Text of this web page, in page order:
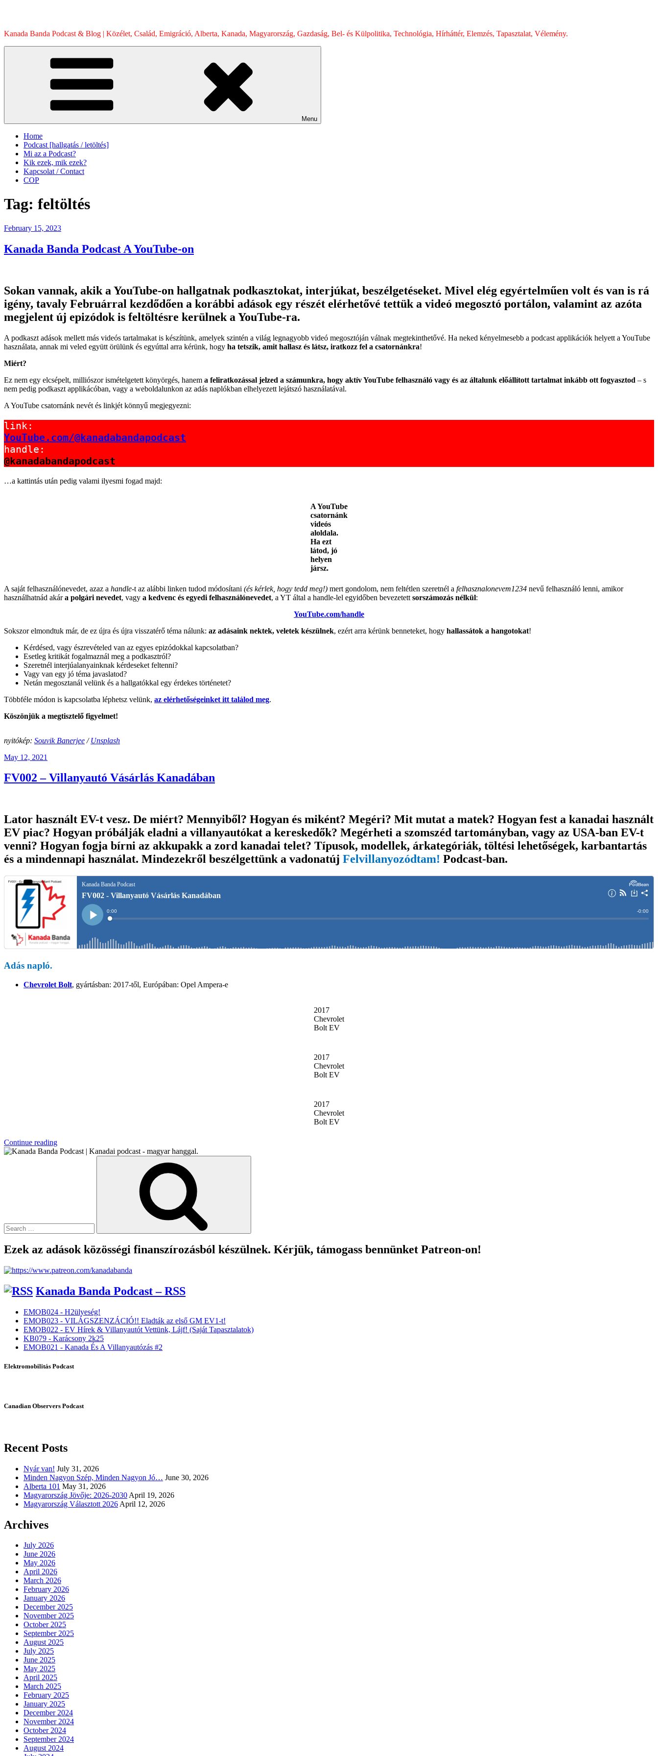
Kanada Banda Podcast & Blog | Közélet, Család, Emigráció, Alberta, Kanada, Magyarország, Gazdaság, Bel- és Külpolitika, Technológia, Hírháttér, Elemzés, Tapasztalat, Vélemény.
Menu
Home
Podcast [hallgatás / letöltés]
Mi az a Podcast?
Kik ezek, mik ezek?
Kapcsolat / Contact
COP
Tag: feltöltés
Posted
February 15, 2023
Kanada Banda Podcast A YouTube-on
Sokan vannak, akik a YouTube-on hallgatnak podkasztokat, interjúkat, beszélgetéseket. Mivel elég egyértelműen volt és van is rá
igény, tavaly Februárral kezdődően a korábbi adások egy részét elérhetővé tettük a videó megosztó portálon, valamint az azóta
megjelent új epizódok is feltöltésre kerülnek a YouTube-ra.
A podkaszt adások mellett más videós tartalmakat is készítünk, amelyek szintén a világ legnagyobb videó megosztóján válnak megtekinthetővé. Ha neked kényelmesebb a podcast applikációk helyett a YouTube
használata, annak mi veled együtt örülünk és egyúttal arra kérünk, hogy ha tetszik, amit hallasz és látsz, iratkozz fel a csatornánkra!
Miért?
Ez nem egy elcsépelt, milliószor ismételgetett könyörgés, hanem a feliratkozással jelzed a számunkra, hogy aktív YouTube felhasználó vagy és az általunk előállított tartalmat inkább ott fogyasztod – s
nem pedig podkaszt applikácóban, vagy a weboldalunkon az adás naplókban elhelyezett lejátszó használatával.
A YouTube csatornánk nevét és linkjét könnyű megjegyezni:
YouTube.com/@kanadabandapodcast
@kanadabandapodcast
…a kattintás után pedig valami ilyesmi fogad majd:
A YouTube
csatornánk
videós
aloldala.
Ha ezt
látod, jó
helyen
jársz.
A saját felhasználónevedet, azaz a handle-t az alábbi linken tudod módosítani (és kérlek, hogy tedd meg!) mert gondolom, nem feltétlen szeretnél a felhasznalonevem1234 nevű felhasználó lenni, amikor
használhatnád akára polgári nevedet, vagy a kedvenc és egyedi felhasználónevedet, a YT által a handle-lel egyidőben bevezetett sorszámozás nélkül:
YouTube.com/handle
Sokszor elmondtuk már, de ez újra és újra visszatérő téma nálunk: az adásaink nektek, veletek készülnek, ezért arra kérünk benneteket, hogy hallassátok a hangotokat!
Kérdésed, vagy észrevételed van az egyes epizódokkal kapcsolatban?
Esetleg kritikát fogalmaznál meg a podkasztról?
Szeretnél interjúalanyainknak kérdeseket feltenni?
Vagy van egy jó téma javaslatod?
Netán megosztanál velünk és a hallgatókkal egy érdekes történetet?
Többféle módon is kapcsolatba léphetsz velünk, az elérhetőségeinket itt találod meg.
Köszönjük a megtisztelő figyelmet!
nyitókép: Souvik Banerjee /Unsplash
Posted
May 12, 2021
FV002 – Villanyautó Vásárlás Kanadában
Lator használt EV-t vesz. De miért? Mennyiből? Hogyan és miként? Megéri? Mit mutat a matek? Hogyan fest a kanadai használt
EV piac? Hogyan próbálják eladni a villanyautókat a kereskedők? Megérheti a szomszéd tartományban, vagy az USA-ban EV-t
venni? Hogyan fogja bírni az akkupakk a zord kanadai telet? Típusok, modellek, árkategóriák, töltési lehetőségek, karbantartás
és a mindennapi használat. Mindezekről beszélgettünk a vadonatúj Felvillanyozódtam! Podcast-ban.
Adás napló.
Chevrolet Bolt, gyártásban: 2017-től, Európában: Opel Ampera-e
2017
Chevrolet
Bolt EV
2017
Chevrolet
Bolt EV
2017
Chevrolet
Bolt EV
Continue reading“FV002
–
Ezek az adások közösségi finanszírozásból készülnek. Kérjük, támogass bennünket Patreon-on!
Kanada Banda Podcast – RSS
EMOB024 - H2ülyeség!
EMOB023 - VILÁGSZENZÁCIÓ!! Eladták az első GM EV1-t!
EMOB022 - EV Hírek & Villanyautót Vettünk, Lájf! (Saját Tapasztalatok)
KB079 - Karácsony 2k25
EMOB021 - Kanada És A Villanyautózás #2
Elektromobilitás Podcast
Canadian Observers Podcast
Recent Posts
Nyár van! July 31, 2026
Minden Nagyon Szép, Minden Nagyon Jó… June 30, 2026
Alberta 101 May 31, 2026
Magyarország Jövője: 2026-2030 April 19, 2026
Magyarország Választott 2026 April 12, 2026
Archives
July 2026
June 2026
May 2026
April 2026
March 2026
February 2026
January 2026
December 2025
November 2025
October 2025
September 2025
August 2025
July 2025
June 2025
May 2025
April 2025
March 2025
February 2025
January 2025
December 2024
November 2024
October 2024
September 2024
August 2024